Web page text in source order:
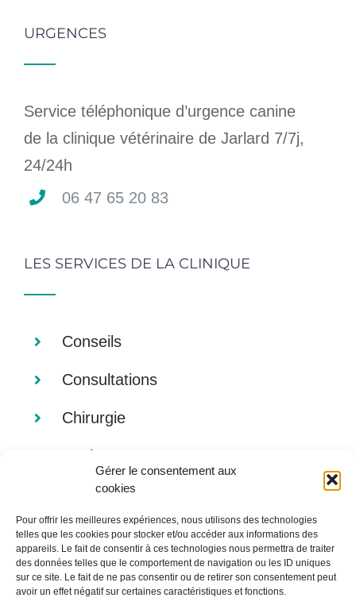
Gérer le consentement aux
cookies
Pour offrir les meilleures expériences, nous utilisons des technologies
telles que les cookies pour stocker et/ou accéder aux informations des
appareils. Le fait de consentir à ces technologies nous permettra de traiter
des données telles que le comportement de navigation ou les ID uniques
sur ce site. Le fait de ne pas consentir ou de retirer son consentement peut
avoir un effet négatif sur certaines caractéristiques et fonctions.
URGENCES
Service téléphonique d’urgence canine
de la clinique vétérinaire de Jarlard 7/7j,
24/24h
06 47 65 20 83
LES SERVICES DE LA CLINIQUE
Conseils
Consultations
Chirurgie
Analyses
Imagerie
Alimentation